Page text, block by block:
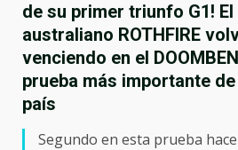
de su primer triunfo G1!
australiano ROTHFIRE
venciendo en el
prueba más importante
país
Segundo en esta prueba